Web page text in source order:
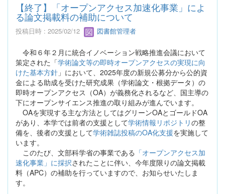
【終了】「オープンアクセス加速化事業」によ
る論文掲載料の補助について
投稿日時 : 2025/02/12 図書館管理者
令和６年２月に統合イノベーション戦略推進会議において
策定された「学術論文等の即時オープンアクセスの実現に向
けた基本方針 」において、2025年度の新規公募分から公的資
金による助成を受けた研究成果（学術論文・根拠データ）の
即時オープンアクセス（OA）が義務化されるなど、国主導の
下にオープンサイエンス推進の取り組みが進んでいます。
OAを実現する主な方法としてはグリーンOAとゴールドOA
があり、本学では前者の支援として学術情報リポジトリの整
備を、後者の支援として学術雑誌投稿のOA化支援を実施して
います。
このたび、文部科学省の事業である 「オープンアクセス加
速化事業」に採択されたことに伴い、今年度限りの論文掲載
料（APC）の補助を行っていますので、お知らせいたしま
す。